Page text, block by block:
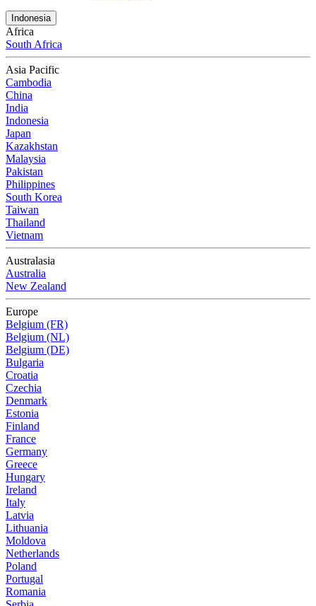
Indonesia
Africa
South Africa
Asia Pacific
Cambodia
China
India
Indonesia
Japan
Kazakhstan
Malaysia
Pakistan
Philippines
South Korea
Taiwan
Thailand
Vietnam
Australasia
Australia
New Zealand
Europe
Belgium (FR)
Belgium (NL)
Belgium (DE)
Bulgaria
Croatia
Czechia
Denmark
Estonia
Finland
France
Germany
Greece
Hungary
Ireland
Italy
Latvia
Lithuania
Moldova
Netherlands
Poland
Portugal
Romania